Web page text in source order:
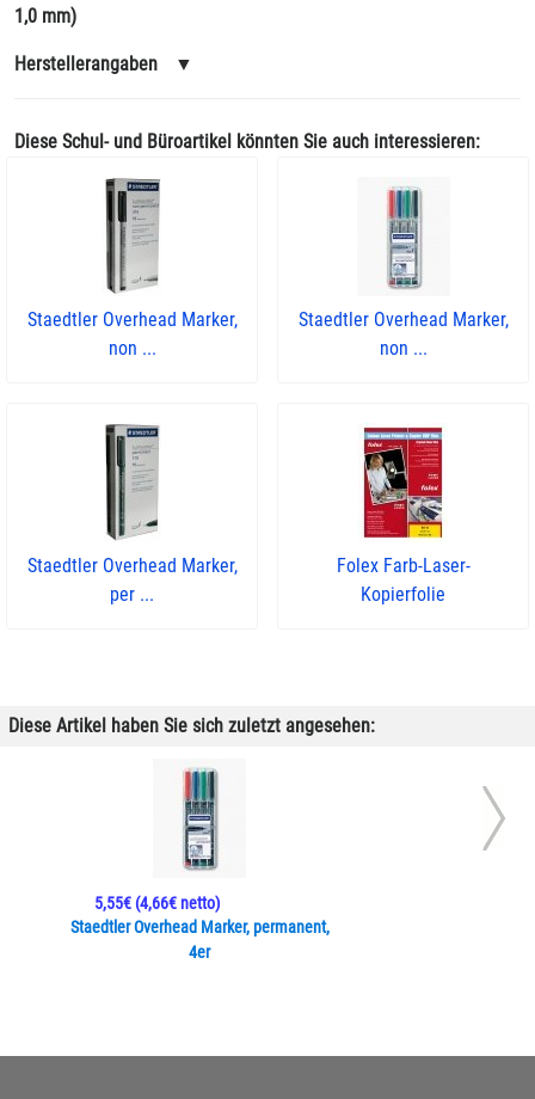
1,0 mm)
Herstellerangaben ▼
Diese Schul- und Büroartikel könnten Sie auch interessieren:
Staedtler Overhead Marker,
non ...
Staedtler Overhead Marker,
non ...
Staedtler Overhead Marker,
per ...
Folex Farb-Laser-
Kopierfolie
Diese Artikel haben Sie sich zuletzt angesehen:
Staedtler Overhead Marker, permanent,
4er
5,55€(4,66€ netto)